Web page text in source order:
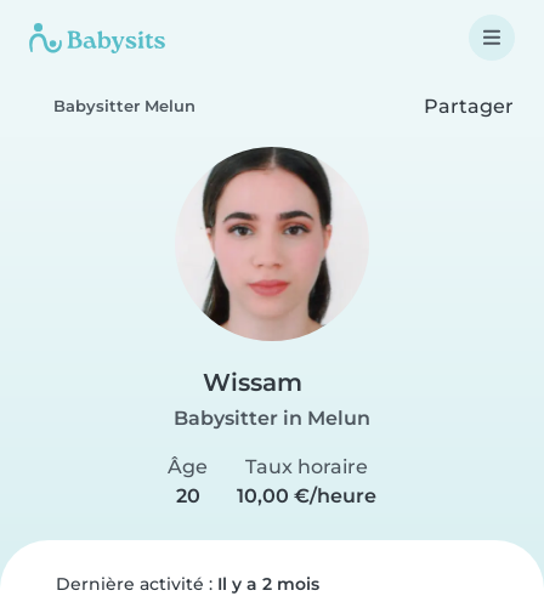
Babysitter Melun Partager
Wissam
Babysitter in Melun
Âge
20
Taux horaire
10,00 €/heure
Dernière activité : Il y a 2 mois